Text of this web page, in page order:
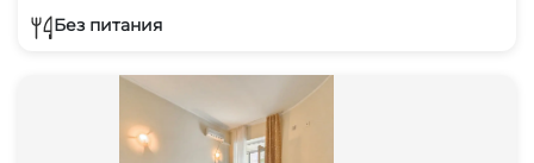
Без питания